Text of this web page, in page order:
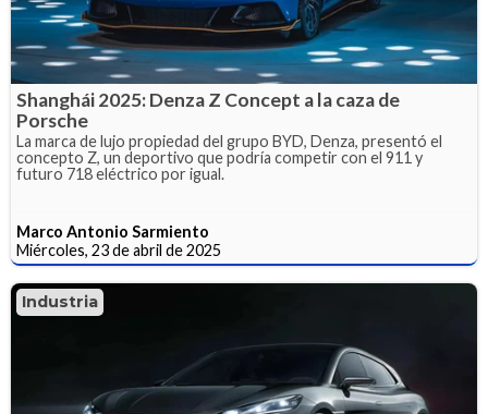
Shanghái 2025: Denza Z Concept a la caza de
Porsche
La marca de lujo propiedad del grupo BYD, Denza, presentó el
concepto Z, un deportivo que podría competir con el 911 y
futuro 718 eléctrico por igual.
Marco Antonio Sarmiento
Miércoles, 23 de abril de 2025
Industria